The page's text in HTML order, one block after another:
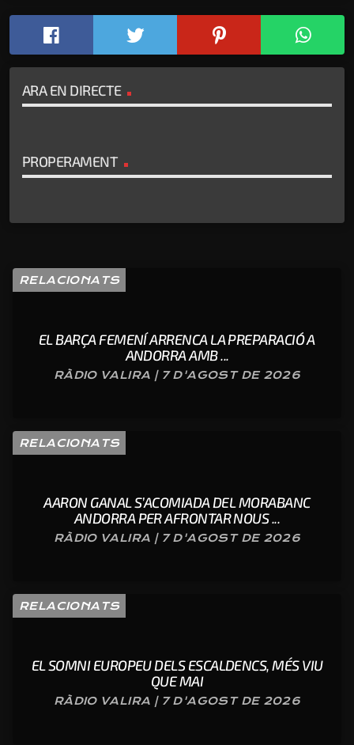
ARA EN DIRECTE
PROPERAMENT
RELACIONATS
EL BARÇA FEMENÍ ARRENCA LA PREPARACIÓ A
ANDORRA AMB ...
RÀDIO VALIRA | 7 D'AGOST DE 2026
RELACIONATS
AARON GANAL S’ACOMIADA DEL MORABANC
ANDORRA PER AFRONTAR NOUS ...
RÀDIO VALIRA | 7 D'AGOST DE 2026
RELACIONATS
EL SOMNI EUROPEU DELS ESCALDENCS, MÉS VIU
QUE MAI
RÀDIO VALIRA | 7 D'AGOST DE 2026